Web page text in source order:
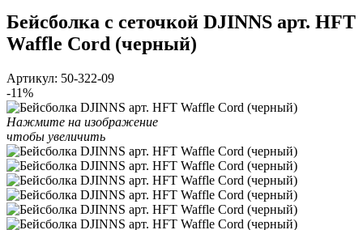
Бейсболка с сеточкой DJINNS арт. HFT
Waffle Cord (черный)
Артикул: 50-322-09
-11%
Нажмите на изображение
чтобы увеличить